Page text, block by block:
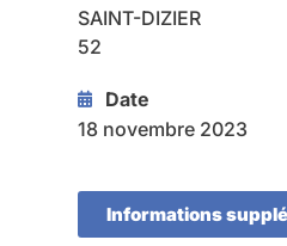
SAINT-DIZIER
52
Date
18 novembre 2023
Informations